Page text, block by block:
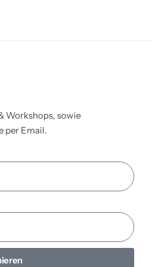
Workshops, sowie
per Email.